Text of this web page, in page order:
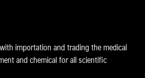
importation and trading the medical
and chemical for all scientific